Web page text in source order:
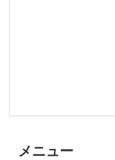
メニュー